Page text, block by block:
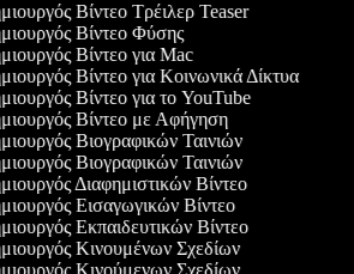
Βίντεο Τρέιλερ Teaser
Βίντεο Φύσης
Βίντεο για Mac
Βίντεο για Κοινωνικά Δίκτυα
Βίντεο για το YouTube
Βίντεο με Αφήγηση
Βιογραφικών Ταινιών
Βιογραφικών Ταινιών
Διαφημιστικών Βίντεο
Εισαγωγικών Βίντεο
Εκπαιδευτικών Βίντεο
Κινουμένων Σχεδίων